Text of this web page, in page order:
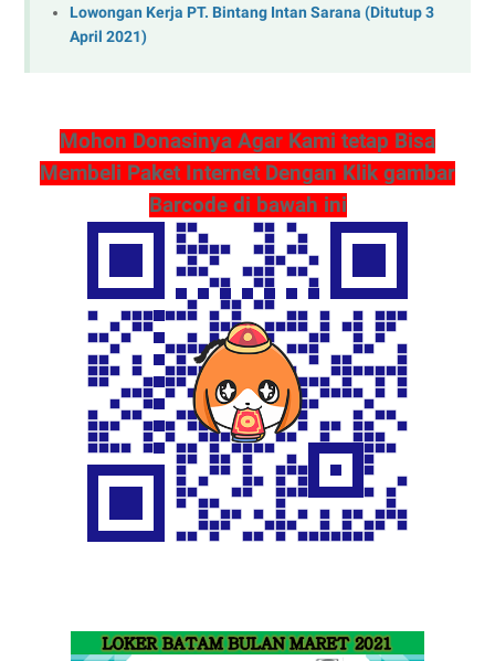
Lowongan Kerja PT. Bintang Intan Sarana (Ditutup 3
April 2021)
Mohon Donasinya Agar Kami tetap Bisa
Membeli Paket Internet Dengan Klik gambar
Barcode di bawah ini